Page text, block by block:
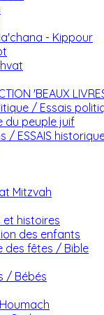
- Kippour
'BEAUX
/ Essais
du peuple juif
/ ESSAIS
Mitzvah
et histoires
des enfants
des fêtes / Bible
/ Bébés